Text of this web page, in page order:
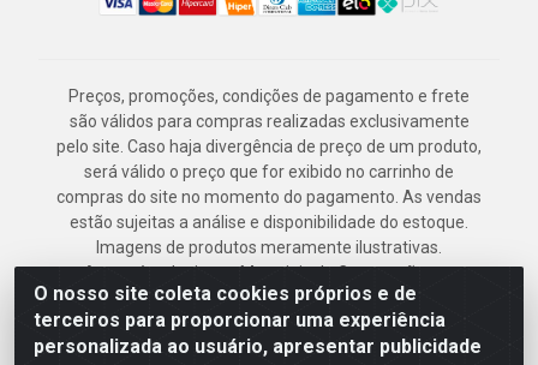
O nosso site coleta cookies próprios e de
terceiros para proporcionar uma experiência
personalizada ao usuário, apresentar publicidade
Preços, promoções, condições de pagamento e frete
são válidos para compras realizadas exclusivamente
pelo site. Caso haja divergência de preço de um produto,
será válido o preço que for exibido no carrinho de
compras do site no momento do pagamento. As vendas
estão sujeitas a análise e disponibilidade do estoque.
Imagens de produtos meramente ilustrativas.
Armazém Jenipapo Materiais de Construção em
Geral LTDA - Rua das Flores, 2691 - Guabiraba,
Recife/PE - CEP 52.291-630 - CNPJ
41.097.379/0001-